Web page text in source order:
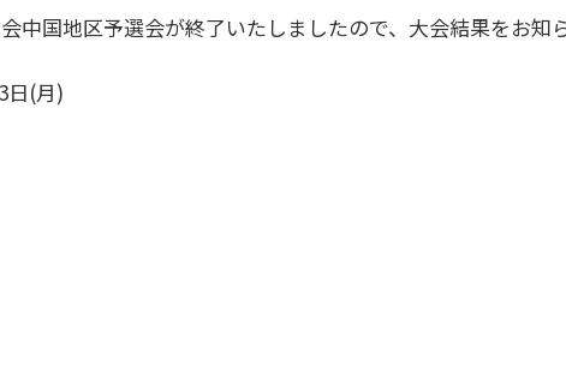
中国地区予選会が終了いたしましたので、大会結果をお知ら
日(月)